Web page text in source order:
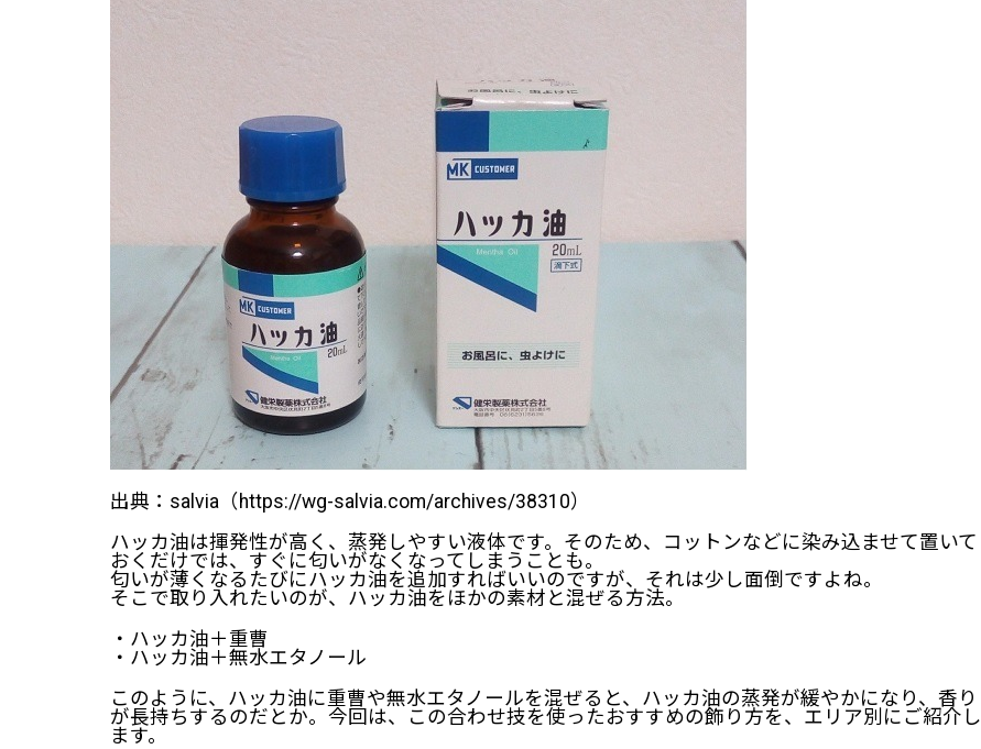
出典：salvia（https://wg-salvia.com/archives/38310）
ハッカ油は揮発性が高く、蒸発しやすい液体です。そのため、コットンなどに染み込ませて置いて
おくだけでは、すぐに匂いがなくなってしまうことも。
匂いが薄くなるたびにハッカ油を追加すればいいのですが、それは少し面倒ですよね。
そこで取り入れたいのが、ハッカ油をほかの素材と混ぜる方法。
・ハッカ油＋重曹
・ハッカ油＋無水エタノール
このように、ハッカ油に重曹や無水エタノールを混ぜると、ハッカ油の蒸発が緩やかになり、香り
が長持ちするのだとか。今回は、この合わせ技を使ったおすすめの飾り方を、エリア別にご紹介し
ます。